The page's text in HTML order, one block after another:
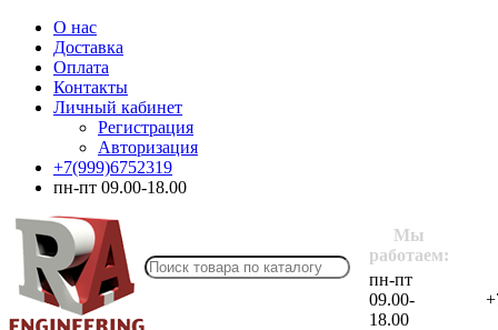
О нас
Доставка
Оплата
Контакты
Личный кабинет
Регистрация
Авторизация
+7(999)6752319
пн-пт 09.00-18.00
Мы
работаем:
пн-пт
09.00-
18.00